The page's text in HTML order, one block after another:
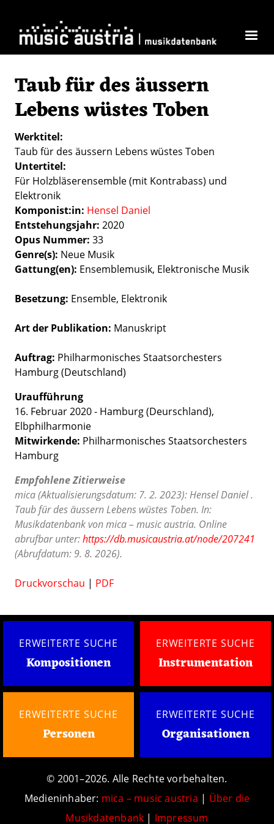
Taub für des äussern
Lebens wüstes Toben
Werktitel
Taub für des äussern Lebens wüstes Toben
Untertitel
Für Holzbläserensemble (mit Kontrabass) und
Elektronik
Komponist:in Hensel Daniel
Entstehungsjahr 2020
Opus Nummer 33
Genre(s) Neue Musik
Gattung(en) Ensemblemusik Elektronische Musik
Besetzung Ensemble Elektronik
Art der Publikation Manuskript
Auftrag: Philharmonisches Staatsorchesters
Hamburg (Deutschland)
Uraufführung
16. Februar 2020 - Hamburg (Deurschland),
Elbphilharmonie
Mitwirkende: Philharmonisches Staatsorchesters
Hamburg
Empfohlene Zitierweise
mica (Aktualisierungsdatum: 7. 2. 2023): Hensel Daniel .
Taub für des äussern Lebens wüstes Toben. In:
Musikdatenbank von mica – music austria. Online
abrufbar unter:https://db.musicaustria.at/node/207241
(Abrufdatum: 9. 8. 2026).
Druckvorschau | PDF
ERWEITERTE SUCHE
Kompositionen
ERWEITERTE SUCHE
Instrumentation
ERWEITERTE SUCHE
Personen
ERWEITERTE SUCHE
Organisationen
© 2001–2026. Alle Rechte vorbehalten.
Medieninhaber: mica – music austria | Über die
Musikdatenbank | Impressum